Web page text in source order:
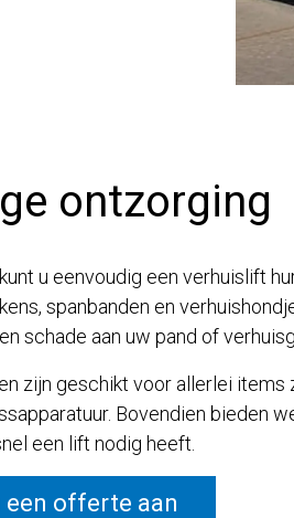
ontzorging
u eenvoudig een verhuislift
spanbanden en
schade aan uw pand of
zijn geschikt voor allerlei items
Bovendien bieden
een lift nodig heeft.
een offerte aan